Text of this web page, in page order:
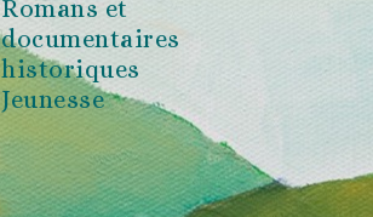
Romans et
documentaires
historiques
Jeunesse